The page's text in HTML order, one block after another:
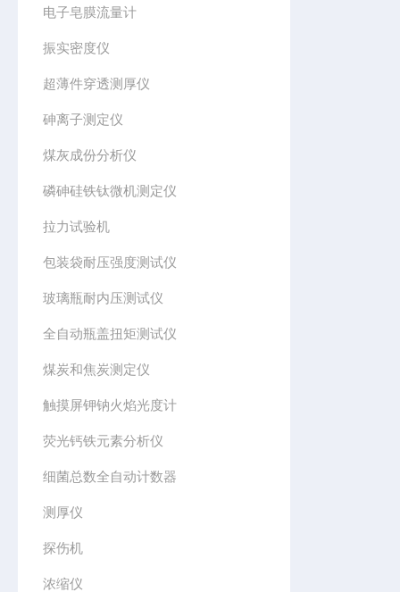
电子皂膜流量计
振实密度仪
超薄件穿透测厚仪
砷离子测定仪
煤灰成份分析仪
磷砷硅铁钛微机测定仪
拉力试验机
包装袋耐压强度测试仪
玻璃瓶耐内压测试仪
全自动瓶盖扭矩测试仪
煤炭和焦炭测定仪
触摸屏钾钠火焰光度计
荧光钙铁元素分析仪
细菌总数全自动计数器
测厚仪
探伤机
浓缩仪